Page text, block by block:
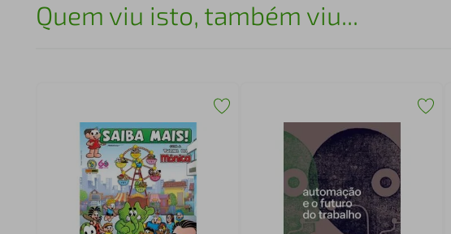
Quem viu isto, também viu...